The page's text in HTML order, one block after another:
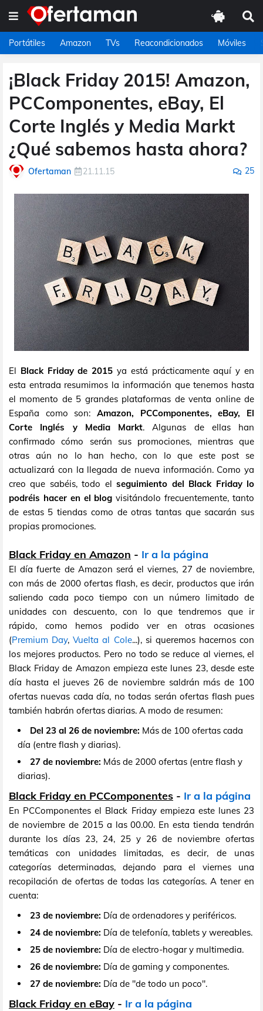
Portátiles Amazon TVs Reacondicionados Móviles
¡Black Friday 2015! Amazon,
PCComponentes, eBay, El
Corte Inglés y Media Markt
¿Qué sabemos hasta ahora?
Ofertaman 21.11.15 25
El Black Friday de 2015 ya está prácticamente aquí y en
esta entrada resumimos la información que tenemos hasta
el momento de 5 grandes plataformas de venta online de
España como son: Amazon, PCComponentes, eBay, El
Corte Inglés y Media Markt. Algunas de ellas han
confirmado cómo serán sus promociones, mientras que
otras aún no lo han hecho, con lo que este post se
actualizará con la llegada de nueva información. Como ya
creo que sabéis, todo elseguimiento del Black Friday lo
podréis hacer en el blog visitándolo frecuentemente, tanto
de estas 5 tiendas como de otras tantas que sacarán sus
propias promociones.
Black Friday en Amazon - Ir a la página
El día fuerte de Amazon será el viernes, 27 de noviembre,
con más de 2000 ofertas flash, es decir, productos que irán
saliendo cada poco tiempo con un número limitado de
unidades con descuento, con lo que tendremos que ir
rápido, como hemos podido ver en otras ocasiones
(Premium Day,Vuelta al Cole...), si queremos hacernos con
los mejores productos. Pero no todo se reduce al viernes, el
Black Friday de Amazon empieza este lunes 23, desde este
día hasta el jueves 26 de noviembre saldrán más de 100
ofertas nuevas cada día, no todas serán ofertas flash pues
también habrán ofertas diarias. A modo de resumen:
Del 23 al 26 de noviembre: Más de 100 ofertas cada
día (entre flash y diarias).
27 de noviembre: Más de 2000 ofertas (entre flash y
diarias).
Black Friday en PCComponentes - Ir a la página
En PCComponentes el Black Friday empieza este lunes 23
de noviembre de 2015 a las 00.00. En esta tienda tendrán
durante los días 23, 24, 25 y 26 de noviembre ofertas
temáticas con unidades limitadas, es decir, de unas
categorías determinadas, dejando para el viernes una
recopilación de ofertas de todas las categorías. A tener en
cuenta:
23 de noviembre: Día de ordenadores y periféricos.
24 de noviembre: Día de telefonía, tablets y wereables.
25 de noviembre: Día de electro-hogar y multimedia.
26 de noviembre: Día de gaming y componentes.
27 de noviembre: Día de "de todo un poco".
Black Friday en eBay - Ir a la página